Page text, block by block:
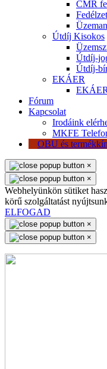
CMR
Útdíj Kisokos
Útdíj-
Útdíj-
EKÁER
EKÁER
Fórum
Kapcsolat
Irodáink
MKFE
OBU és
×
×
Webhelyünkön sütiket
körű szolgáltatást
ELFOGAD
×
×